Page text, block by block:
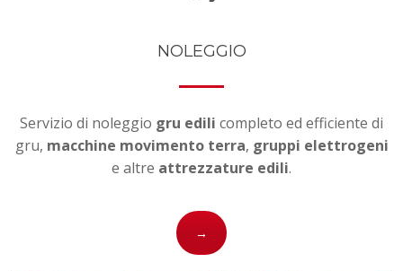
NOLEGGIO
Servizio di noleggio gru edili completo ed efficiente di
gru, macchine movimento terra, gruppi elettrogeni
e altre attrezzature edili.
→